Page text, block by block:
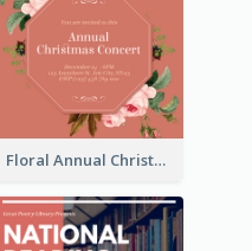
Floral Annual Christmas Concert Invitation